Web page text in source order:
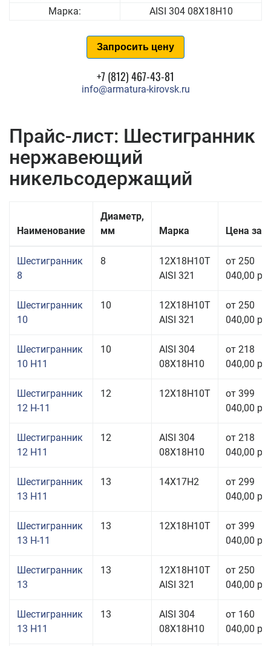
Марка:
AISI 304 08Х18Н10
Запросить цену
+7 (812) 467-43-81
info@armatura-kirovsk.ru
Прайс-лист: Шестигранник
нержавеющий
никельсодержащий
Наименование
Диаметр,
мм
Марка Цена за
Шестигранник
8
8
12Х18Н10Т
AISI 321
от 250
040,00
Шестигранник
10
10
12Х18Н10Т
AISI 321
от 250
040,00
Шестигранник
10 H11
10
AISI 304
08Х18Н10
от 218
040,00
Шестигранник
12 Н-11
12 12Х18Н10Т
от 399
040,00
Шестигранник
12 H11
12
AISI 304
08Х18Н10
от 218
040,00
Шестигранник
13 H11
13 14Х17Н2
от 299
040,00
Шестигранник
13 Н-11
13 12Х18Н10Т
от 399
040,00
Шестигранник
13
13
12Х18Н10Т
AISI 321
от 250
040,00
Шестигранник
13 H11
13
AISI 304
08Х18Н10
от 160
040,00